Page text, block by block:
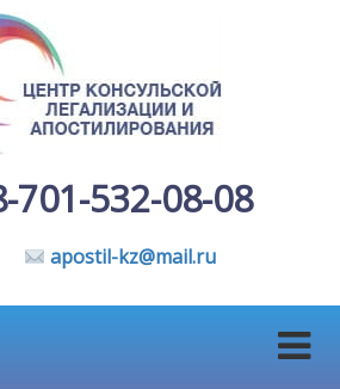
701-532-08-08
apostil-kz@mail.ru